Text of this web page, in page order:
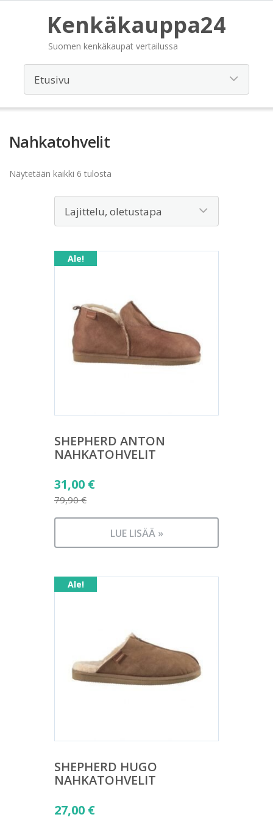
Kenkäkauppa24
Suomen kenkäkaupat vertailussa
Nahkatohvelit
Näytetään kaikki 6 tulosta
Ale!
SHEPHERD ANTON
NAHKATOHVELIT
79,90€
Alkuperäinen
hinta
oli:
31,00 €
Nykyinen
on:
LUE LISÄÄ »
Ale!
SHEPHERD HUGO
NAHKATOHVELIT
Alkuperäinen
27,00 €